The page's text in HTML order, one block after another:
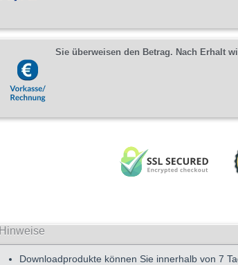
Sie überweisen den Betrag. Nach Erhalt
Hinweise
Downloadprodukte können Sie innerhalb von 7